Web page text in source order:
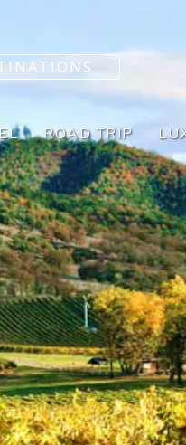
ROAD TRIP